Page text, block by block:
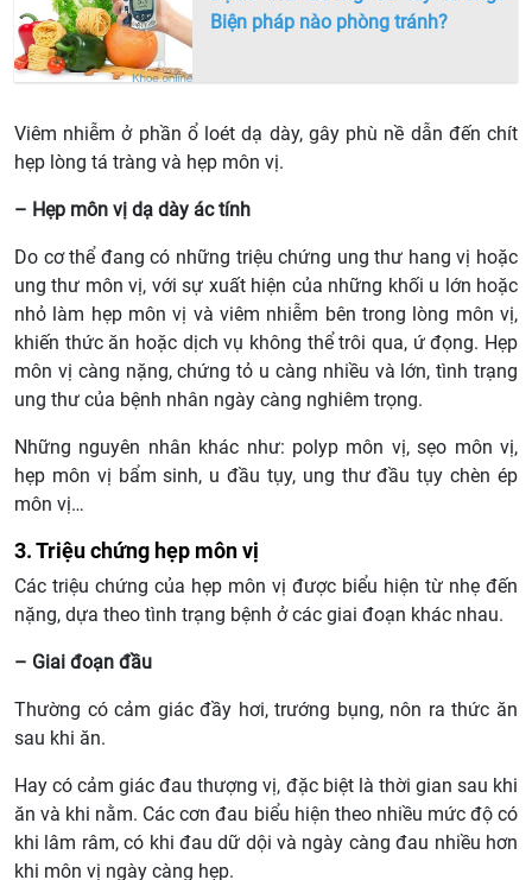
Biện pháp nào phòng tránh?
Viêm nhiễm ở phần ổ loét dạ dày, gây phù nề dẫn đến chít
hẹp lòng tá tràng và hẹp môn vị.
– Hẹp môn vị dạ dày ác tính
Do cơ thể đang có những triệu chứng ung thư hang vị hoặc
ung thư môn vị, với sự xuất hiện của những khối u lớn hoặc
nhỏ làm hẹp môn vị và viêm nhiễm bên trong lòng môn vị,
khiến thức ăn hoặc dịch vụ không thể trôi qua, ứ đọng. Hẹp
môn vị càng nặng, chứng tỏ u càng nhiều và lớn, tình trạng
ung thư của bệnh nhân ngày càng nghiêm trọng.
Những nguyên nhân khác như: polyp môn vị, sẹo môn vị,
hẹp môn vị bẩm sinh, u đầu tụy, ung thư đầu tụy chèn ép
môn vị…
3. Triệu chứng hẹp môn vị
Các triệu chứng của hẹp môn vị được biểu hiện từ nhẹ đến
nặng, dựa theo tình trạng bệnh ở các giai đoạn khác nhau.
– Giai đoạn đầu
Thường có cảm giác đầy hơi, trướng bụng, nôn ra thức ăn
sau khi ăn.
Hay có cảm giác đau thượng vị, đặc biệt là thời gian sau khi
ăn và khi nằm. Các cơn đau biểu hiện theo nhiều mức độ có
khi lâm râm, có khi đau dữ dội và ngày càng đau nhiều hơn
khi môn vị ngày càng hẹp.